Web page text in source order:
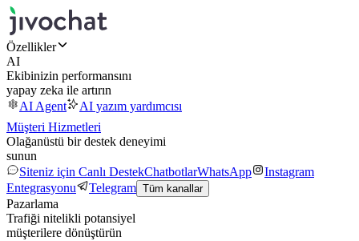
Özellikler
AI
Ekibinizin performansını
yapay zeka ile artırın
AI Agent
AI yazım yardımcısı
Müşteri Hizmetleri
Olağanüstü bir destek deneyimi
sunun
Siteniz için Canlı DestekChatbotlarWhatsApp
Instagram
Entegrasyonu
Telegram Tüm kanallar
Pazarlama
Trafiği nitelikli potansiyel
müşterilere dönüştürün